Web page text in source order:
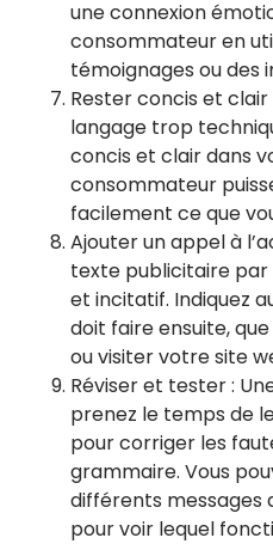
une connexion
consommateur en
témoignages ou des
Rester concis et clair
langage trop
concis et clair dans
consommateur
facilement ce que
Ajouter un appel à
texte publicitaire par
et incitatif. Indiquez
doit faire ensuite,
ou visiter votre site
Réviser et tester :
prenez le temps de
pour corriger les
grammaire. Vous
différents messages
pour voir lequel